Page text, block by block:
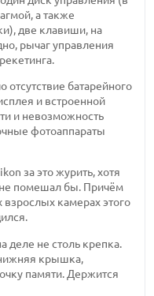
а также
две клавиши, на
рычаг управления
батарейного
и встроенной
и невозможность
фотоаппараты
за это журить, хотя
помешал бы. Причём
взрослых камерах этого
деле не столь крепка.
крышка,
памяти. Держится